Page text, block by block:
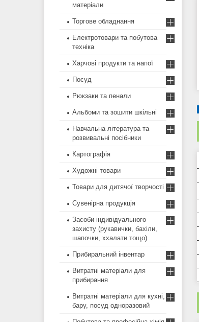
матеріали
Торгове обладнання
Електротовари та побутова
техніка
Харчові продукти та напої
Посуд
Рюкзаки та пенали
Альбоми та зошити шкільні
Навчальна література та
розвивальні посібники
Картографія
Художні товари
Товари для дитячої творчості
Сувенірна продукція
Засоби індивідуального
захисту (рукавички, бахіли,
шапочки, ххалати тощо)
Прибиральний інвентар
Витратні матеріали для
прибирання
Витратні матеріали для кухні,
бару, посуд одноразовий